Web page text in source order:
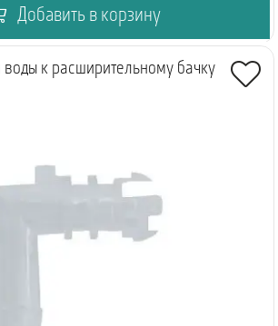
Добавить в корзину
к расширительному бачку